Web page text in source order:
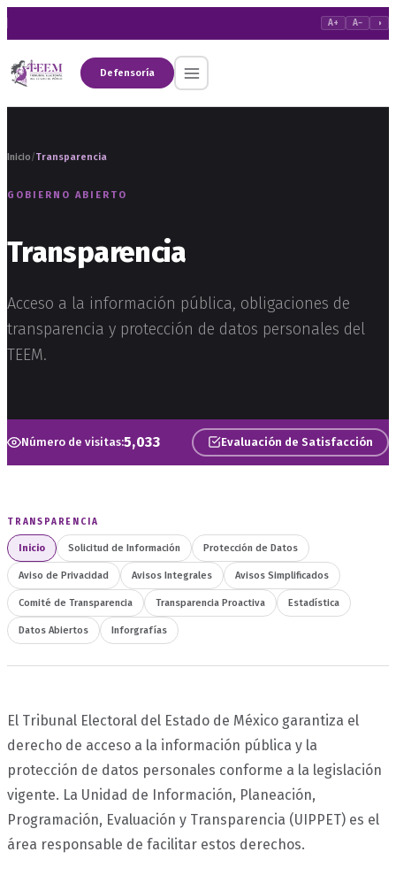
A+ A− ◑
Defensoría
Inicio/Transparencia
GOBIERNO ABIERTO
Transparencia
Acceso a la información pública, obligaciones de
transparencia y protección de datos personales del
TEEM.
Número de visitas:5,033 Evaluación de Satisfacción
TRANSPARENCIA
Inicio Solicitud de Información Protección de Datos
Aviso de Privacidad Avisos Integrales Avisos Simplificados
Comité de Transparencia Transparencia Proactiva Estadística
Datos Abiertos Inforgrafías
El Tribunal Electoral del Estado de México garantiza el
derecho de acceso a la información pública y la
protección de datos personales conforme a la legislación
vigente. La Unidad de Información, Planeación,
Programación, Evaluación y Transparencia (UIPPET) es el
área responsable de facilitar estos derechos.